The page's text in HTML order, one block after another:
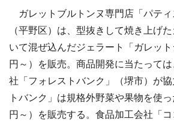
ガレットブルトンヌ専門店「パティ
（平野区）は、型抜きして焼き上げ
いて混ぜ込んだジェラート「ガレッ
円～）を販売。商品開発に当たって
社「フォレストバンク」（堺市）が
トバンク」は規格外野菜や果物を使
円～）を販売する。食品加工会社「